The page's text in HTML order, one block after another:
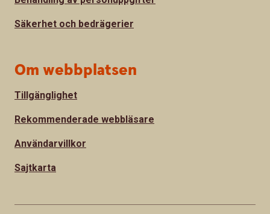
Säkerhet och bedrägerier
Om webbplatsen
Tillgänglighet
Rekommenderade webbläsare
Användarvillkor
Sajtkarta